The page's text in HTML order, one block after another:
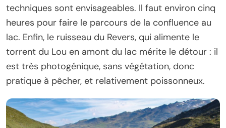
techniques sont envisageables. Il faut environ cinq
heures pour faire le parcours de la confluence au
lac. Enfin, le ruisseau du Revers, qui alimente le
torrent du Lou en amont du lac mérite le détour : il
est très photogénique, sans végétation, donc
pratique à pêcher, et relativement poissonneux.